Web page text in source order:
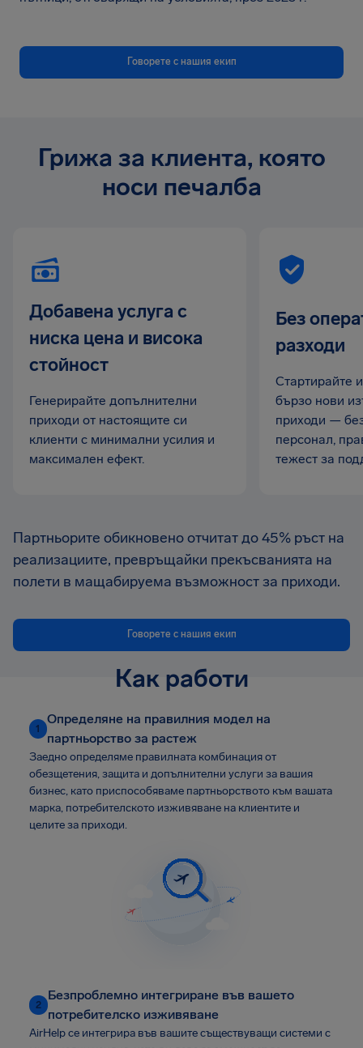
Говорете с нашия екип
Грижа за клиента, която
носи печалба
Добавена услуга с
ниска цена и висока
стойност
Генерирайте допълнителни
приходи от настоящите си
клиенти с минимални усилия и
максимален ефект.
Без
разходи
Стартирайте
бързо нови
приходи —
персонал,
тежест за
Партньорите обикновено отчитат до 45% ръст на
реализациите, превръщайки прекъсванията на
полети в мащабируема възможност за приходи.
Говорете с нашия екип
Как работи
1
Определяне на правилния модел на
партньорство за растеж
Заедно определяме правилната комбинация от
обезщетения, защита и допълнителни услуги за вашия
бизнес, като приспособяваме партньорството към вашата
марка, потребителското изживяване на клиентите и
целите за приходи.
2
Безпроблемно интегриране във вашето
потребителско изживяване
AirHelp се интегрира във вашите съществуващи системи с